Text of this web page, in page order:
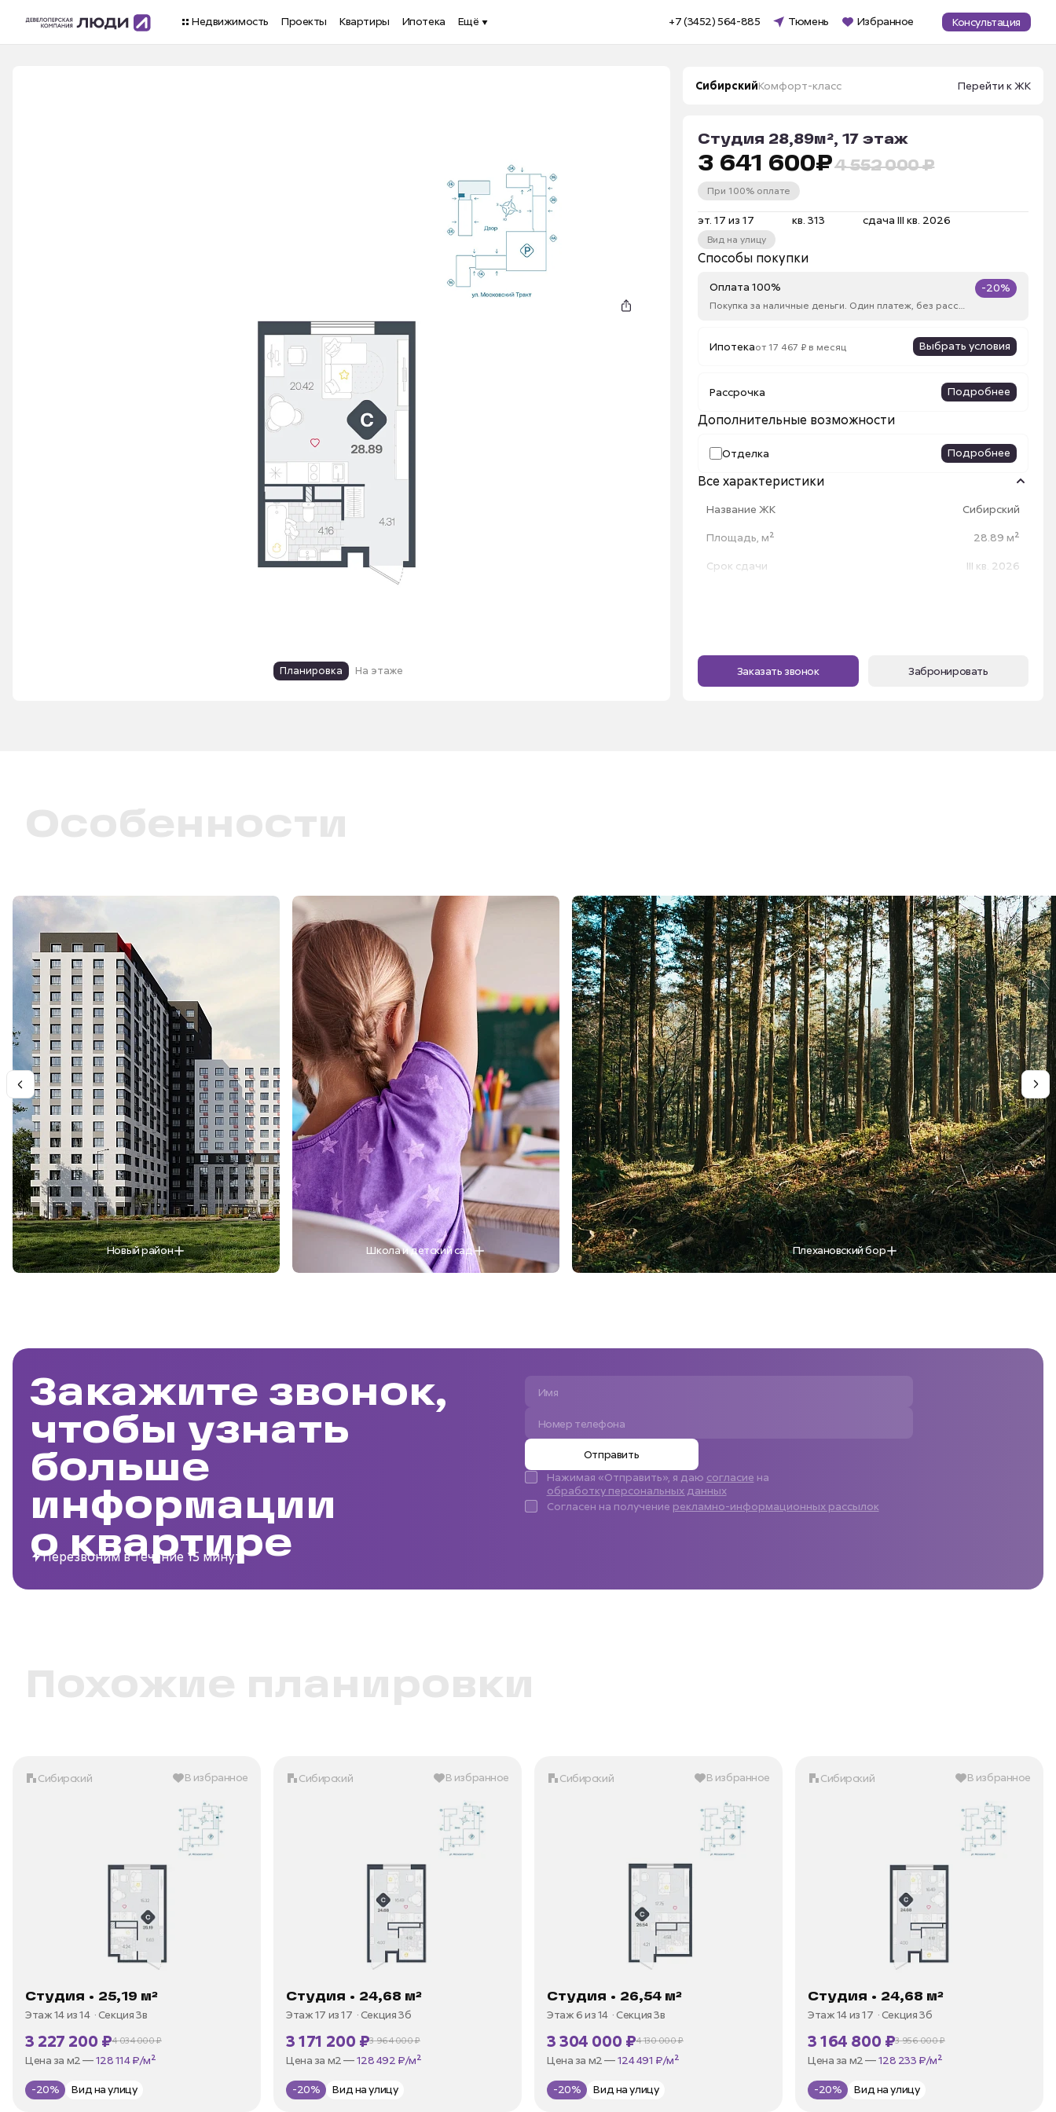
Недвижимость Проекты Квартиры Ипотека Ещё +7 (3452) 564-885 Тюмень Избранное Консультация
Планировка На этаже
СибирскийКомфорт-класс Перейти к ЖК
Студия 28,89м², 17 этаж
3 641 600₽4 552 000 ₽
При 100% оплате
эт. 17 из 17 кв. 313 сдача III кв. 2026
Вид на улицу
Способы покупки
Оплата 100%
Покупка за наличные деньги. Один платеж, без рассрочки
-20%
Ипотекаот 17 467 ₽ в месяц Выбрать условия
Рассрочка Подробнее
Дополнительные возможности
Отделка Подробнее
Все характеристики
Название ЖК Сибирский
Площадь, м² 28.89 м²
Срок сдачи III кв. 2026
Высота потолка
Заказать звонок Забронировать
Особенности
Новый район Школа и детский сад Плехановский бор
Закажите звонок,
чтобы узнать
больше
информации
о квартире
Отправить
Нажимая «Отправить», я даю согласие на
обработку персональных данных
Согласен на получение рекламно-информационных рассылок
Перезвоним в течение 15 минут
Похожие планировки
Сибирский В избранное
Студия • 25,19 м²
Этаж 14 из 14 Секция 3в
3 227 200 ₽4 034 000 ₽
В ипотеку —от 15 479 ₽/мес
-20%
Вид на улицу
Сибирский В избранное
Студия • 24,68 м²
Этаж 17 из 17 Секция 3б
3 171 200 ₽3 964 000 ₽
В ипотеку —от 15 210 ₽/мес
-20%
Вид на улицу
Сибирский В избранное
Студия • 26,54 м²
Этаж 6 из 14 Секция 3в
3 304 000 ₽4 130 000 ₽
В ипотеку —от 15 847 ₽/мес
-20%
Вид на улицу
Сибирский В избранное
Студия • 24,68 м²
Этаж 14 из 17 Секция 3б
3 164 800 ₽3 956 000 ₽
В ипотеку —от 15 180 ₽/мес
-20%
Вид на улицу